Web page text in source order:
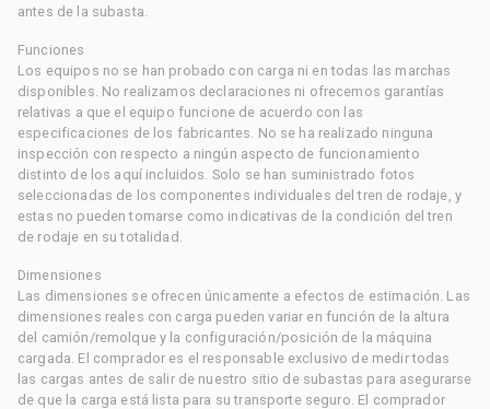
antes de la subasta.
Funciones
Los equipos no se han probado con carga ni en todas las marchas
disponibles. No realizamos declaraciones ni ofrecemos garantías
relativas a que el equipo funcione de acuerdo con las
especificaciones de los fabricantes. No se ha realizado ninguna
inspección con respecto a ningún aspecto de funcionamiento
distinto de los aquí incluidos. Solo se han suministrado fotos
seleccionadas de los componentes individuales del tren de rodaje, y
estas no pueden tomarse como indicativas de la condición del tren
de rodaje en su totalidad.
Dimensiones
Las dimensiones se ofrecen únicamente a efectos de estimación. Las
dimensiones reales con carga pueden variar en función de la altura
del camión/remolque y la configuración/posición de la máquina
cargada. El comprador es el responsable exclusivo de medir todas
las cargas antes de salir de nuestro sitio de subastas para asegurarse
de que la carga está lista para su transporte seguro. El comprador